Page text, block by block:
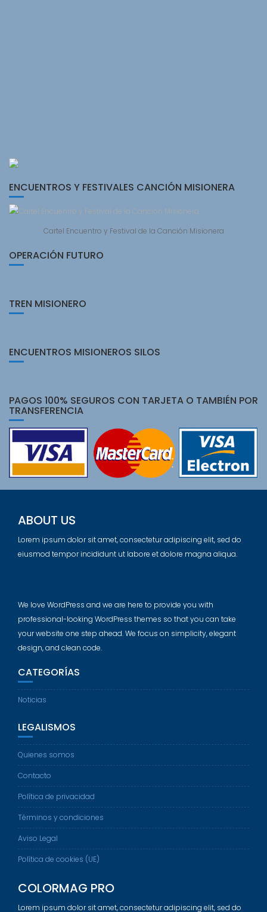
ENCUENTROS Y FESTIVALES CANCIÓN MISIONERA
Cartel Encuentro y Festival de la Canción Misionera
OPERACIÓN FUTURO
TREN MISIONERO
ENCUENTROS MISIONEROS SILOS
PAGOS 100% SEGUROS CON TARJETA O TAMBIÉN POR
TRANSFERENCIA
ABOUT US
Lorem ipsum dolor sit amet, consectetur adipiscing elit, sed do
eiusmod tempor incididunt ut labore et dolore magna aliqua.
We love WordPress and we are here to provide you with
professional-looking WordPress themes so that you can take
your website one step ahead. We focus on simplicity, elegant
design, and clean code.
CATEGORÍAS
Noticias
LEGALISMOS
Quienes somos
Contacto
Política de privacidad
Términos y condiciones
Aviso Legal
Política de cookies (UE)
COLORMAG PRO
Lorem ipsum dolor sit amet, consectetur adipiscing elit, sed do